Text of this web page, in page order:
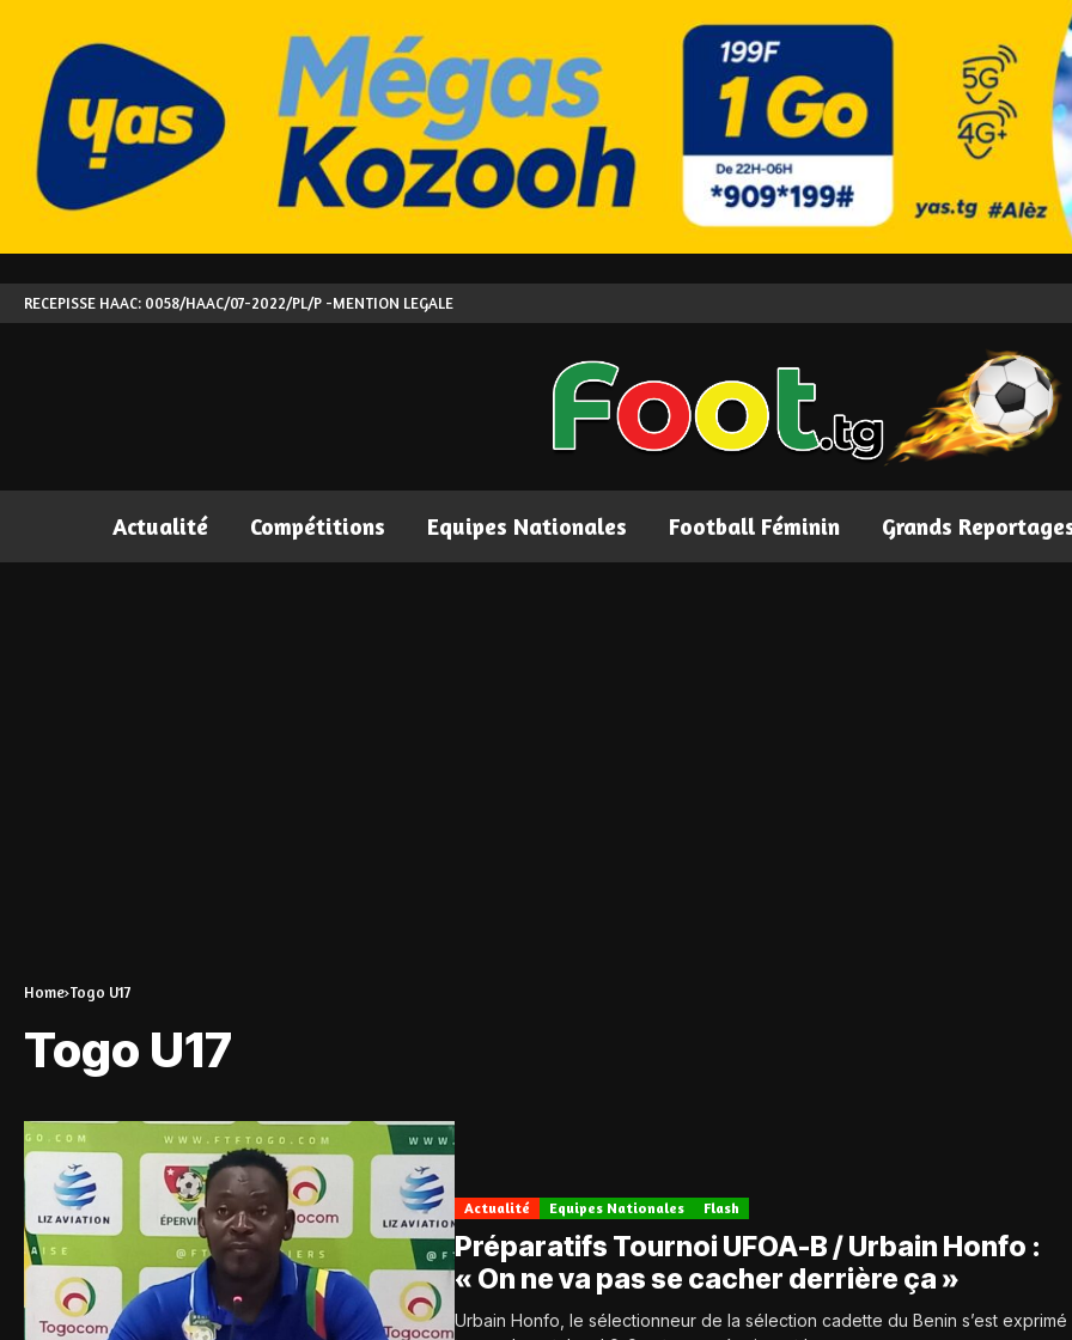
RECEPISSE HAAC: 0058/HAAC/07-2022/PL/P -MENTION LEGALE
Actualité Compétitions Equipes Nationales Football Féminin Grands
Home Togo U17
Togo U17
Actualité Equipes Nationales Flash
Préparatifs Tournoi UFOA-B / Urbain Honfo :
« On ne va pas se cacher derrière ça »
Urbain Honfo, le sélectionneur de la sélection cadette du Benin s’est exprimé